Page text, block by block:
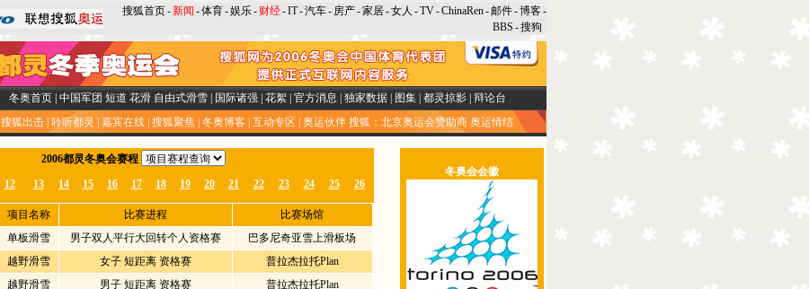
搜狐首页-新闻 -体育-娱乐- 财经-IT-汽车- 房产-家居-女人 -TV-ChinaRen-邮件-博客-
BBS -搜狗
冬奥首页| 中国军团 短道 花滑 自由式滑雪| 国际诸强| 花絮| 官方消息 独家数据| 图集| 都灵掠影| 辩论台
搜狐出击 聆听都灵 嘉宾在线 搜狐聚焦 冬奥博客 互动专区 奥运伙伴 搜狐：北京奥运会赞助商 奥运情结
2006都灵冬奥会赛程
12 13 14 15 16 17 18 19 20 21 22 23 24 25 26
项目名称 比赛进程
比赛场馆
单板滑雪 男子双人平行大回转个人资格赛
巴多尼奇亚雪上滑板场
越野滑雪 女子 短距离 资格赛
普拉杰拉托Plan
越野滑雪 男子 短距离 资格赛
普拉杰拉托Plan
冬奥会会徽